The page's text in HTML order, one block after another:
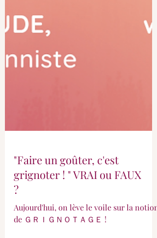
"Faire un goûter, c'est
grignoter ! " VRAI ou FAUX
?